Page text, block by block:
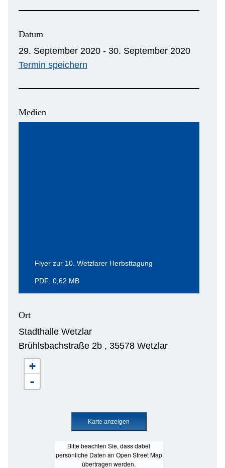
Datum
29. September 2020 - 30. September 2020
Termin speichern
Medien
Flyer zur 10. Wetzlarer Herbsttagung
PDF: 0,62 MB
Ort
Stadthalle Wetzlar
Brühlsbachstraße 2b , 35578 Wetzlar
Bitte beachten Sie, dass dabei
persönliche Daten an Open Street Map
übertragen werden.
+
-